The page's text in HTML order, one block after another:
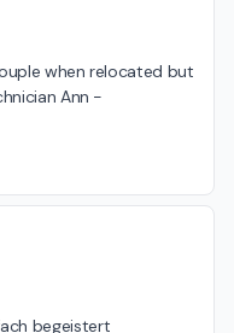
when relocated but
Ann -
begeistert